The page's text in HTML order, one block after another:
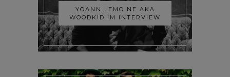
YOANN LEMOINE AKA
WOODKID IM INTERVIEW